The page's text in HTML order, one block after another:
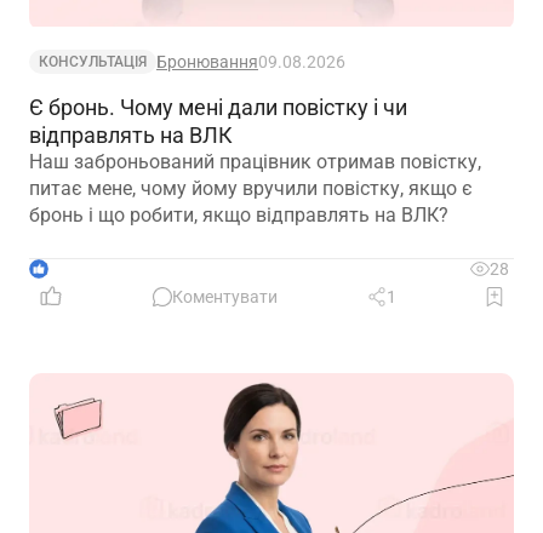
КОНСУЛЬТАЦІЯ Бронювання09.08.2026
Є бронь. Чому мені дали повістку і чи
відправлять на ВЛК
Наш заброньований працівник отримав повістку,
питає мене, чому йому вручили повістку, якщо є
бронь і що робити, якщо відправлять на ВЛК?
1
28
Коментувати
1